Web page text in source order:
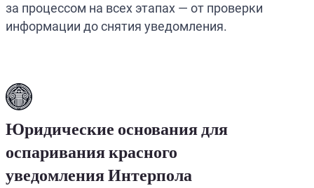
за процессом на всех этапах — от проверки
информации до снятия уведомления.
Юридические основания для
оспаривания красного
уведомления Интерпола